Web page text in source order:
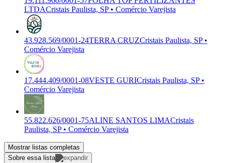
LTDACristais Paulista, SP • Comércio Varejista
43.928.569/0001-24TERRA CRUZCristais Paulista, SP •
Comércio Varejista
17.444.409/0001-08VESTE GURICristais Paulista, SP •
Comércio Varejista
55.822.626/0001-75ALINE SANTOS LIMACristais
Paulista, SP • Comércio Varejista
Mostrar listas completas
Sobre essa lista